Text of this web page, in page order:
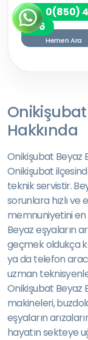
0(850)
7256
Hemen Ara
Onikişubat
Hakkında
Onikişubat Beyaz
Onikişubat
teknik servistir.
sorunlara hızlı
memnuniyetini
Beyaz eşyaların
geçmek oldukça
ya da telefon
uzman
Onikişubat Beyaz
makineleri,
eşyaların
hayatın sekteye